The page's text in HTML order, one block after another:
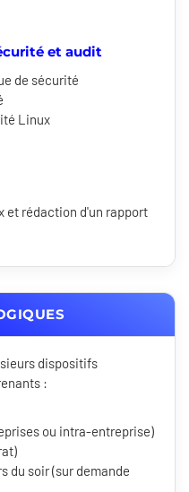
et audit
de sécurité
Linux
et rédaction d'un rapport
dispositifs
:
ou intra-entreprise)
du soir (sur demande